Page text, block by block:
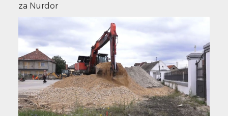
za Nurdor